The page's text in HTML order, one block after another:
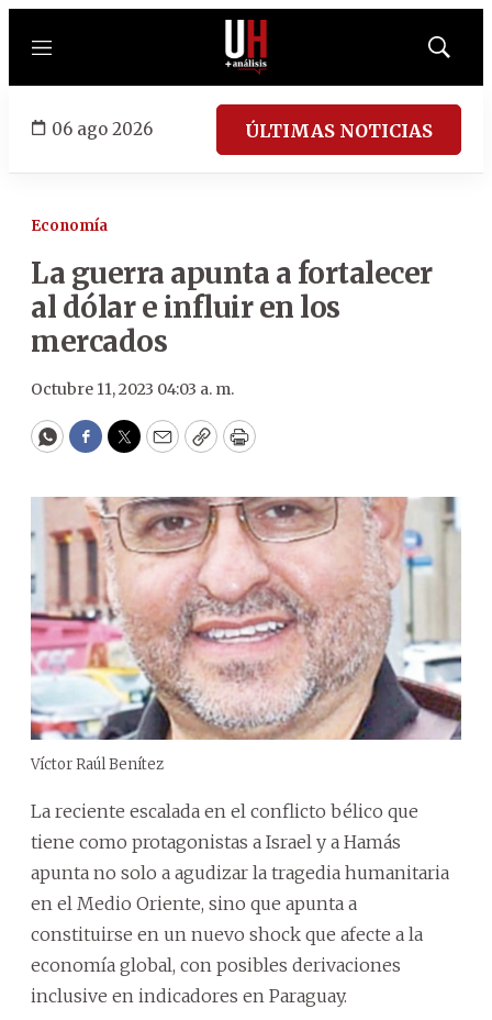
Menú
Mostrar
06 ago 2026 ÚLTIMAS NOTICIAS
Economía
La guerra apunta a fortalecer
al dólar e influir en los
mercados
Octubre 11, 2023 04:03 a. m.
WhatsApp
Facebook
Twitter
EmailCopyPrint
Víctor Raúl Benítez
La reciente escalada en el conflicto bélico que
tiene como protagonistas a Israel y a Hamás
apunta no solo a agudizar la tragedia humanitaria
en el Medio Oriente, sino que apunta a
constituirse en un nuevo shock que afecte a la
economía global, con posibles derivaciones
inclusive en indicadores en Paraguay.